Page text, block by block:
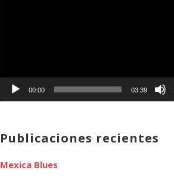
00:00 03:39
Publicaciones recientes
Mexica Blues